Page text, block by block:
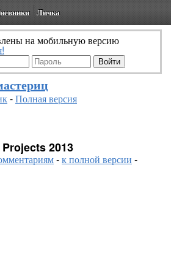
Личка
на мобильную версию
-Полная версия
2013
-к полной версии -